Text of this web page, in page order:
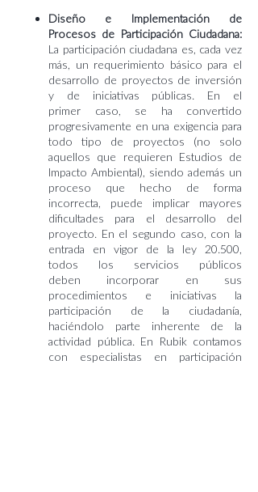
Diseño e Implementación de
Procesos de Participación Ciudadana:
La participación ciudadana es, cada vez
más, un requerimiento básico para el
desarrollo de proyectos de inversión
y de iniciativas públicas. En el
primer
caso, se ha convertido
progresivamente en una exigencia para
todo tipo de proyectos (no solo
aquellos que requieren Estudios de
Impacto Ambiental), siendo además un
proceso que hecho de forma
incorrecta, puede implicar mayores
dificultades para el desarrollo del
proyecto. En el segundo caso, con la
entrada en vigor de la ley 20.500,
todos los servicios públicos
deben incorporar en sus
procedimientos e iniciativas la
participación de la ciudadanía,
haciéndolo parte inherente de la
actividad pública. En Rubik contamos
con especialistas en participación